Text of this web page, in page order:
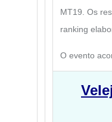
MT19. Os
ranking
O evento